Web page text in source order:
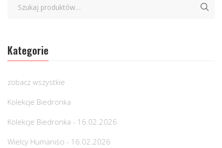
Kategorie
zobacz wszystkie
Kolekcje Biedronka
Kolekcje Biedronka - 16.02.2026
Wielcy Humaniści - 16.02.2026